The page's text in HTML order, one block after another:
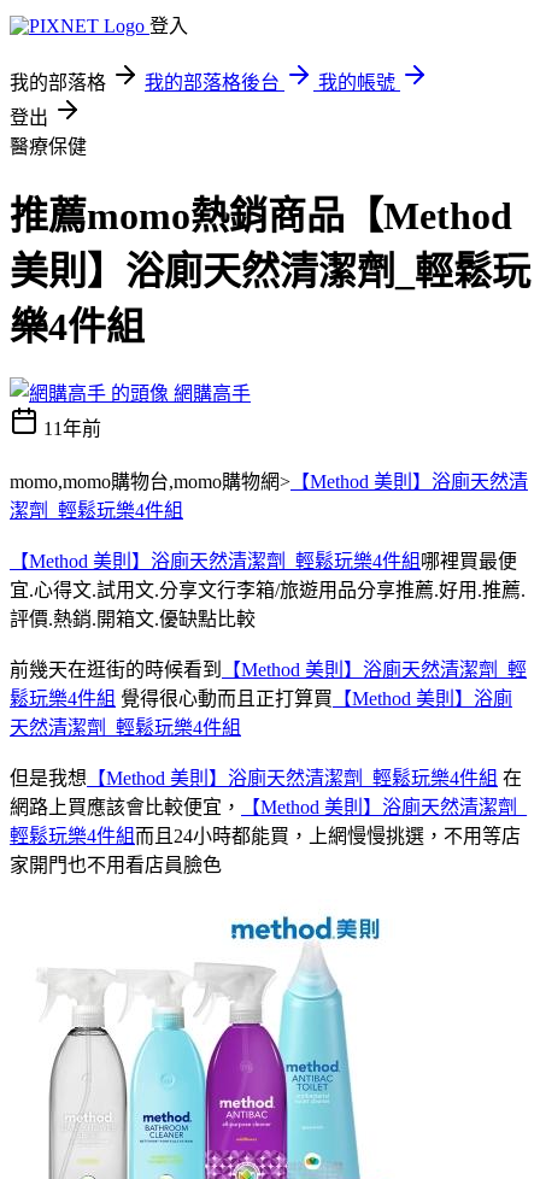
登入
我的部落格 我的部落格後台
我的帳號
登出
醫療保健
推薦momo熱銷商品【Method
美則】浴廁天然清潔劑_輕鬆玩
樂4件組
網購高手
11年前
momo,momo購物台,momo購物網> 【Method 美則】浴廁天然清
潔劑_輕鬆玩樂4件組
【Method 美則】浴廁天然清潔劑_輕鬆玩樂4件組哪裡買最便
宜.心得文.試用文.分享文行李箱/旅遊用品分享推薦.好用.推薦.
評價.熱銷.開箱文.優缺點比較
前幾天在逛街的時候看到
【Method 美則】浴廁天然清潔劑_輕
鬆玩樂4件組 覺得很心動而且正打算買 【Method 美則】浴廁
天然清潔劑_輕鬆玩樂4件組
但是我想 【Method 美則】浴廁天然清潔劑_輕鬆玩樂4件組 在
網路上買應該會比較便宜，
【Method 美則】浴廁天然清潔劑_
輕鬆玩樂4件組而且24小時都能買，上網慢慢挑選，不用等店
家開門也不用看店員臉色